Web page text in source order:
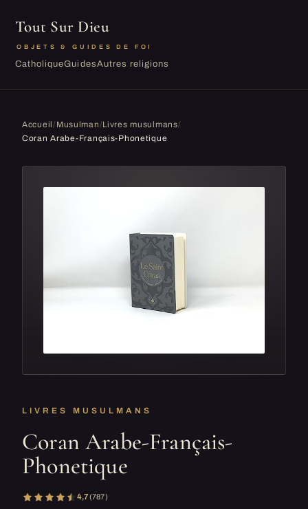
Tout Sur Dieu
OBJETS & GUIDES DE FOI
CatholiqueGuidesAutres religions
Accueil/ Musulman/Livres musulmans/
Coran Arabe-Français-Phonetique
LIVRES MUSULMANS
Coran Arabe-Français-
Phonetique
4,7(787)